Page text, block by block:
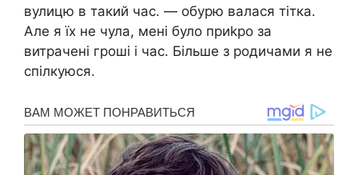
вулицю в такий час. — обурю валася тітка.
Але я їх не чула, мені було приkро за
витрачені гроші і час. Більше з родичами я не
спілкуюся.